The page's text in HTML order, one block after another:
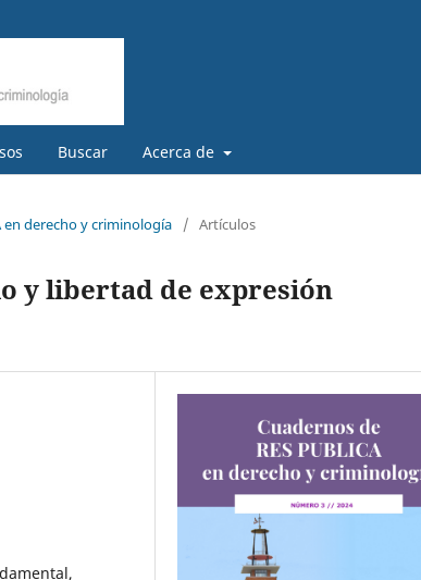
Buscar Acerca de
en derecho y criminología / Artículos
y libertad de expresión